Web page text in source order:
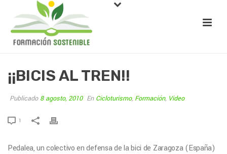
¡¡BICIS AL TREN!!
Publicado 8 agosto, 2010 En Cicloturismo, Formación, Video
1
Pedalea, un colectivo en defensa de la bici de Zaragoza (España)